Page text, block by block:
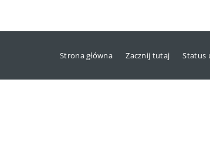
Strona główna Zacznij tutaj Status